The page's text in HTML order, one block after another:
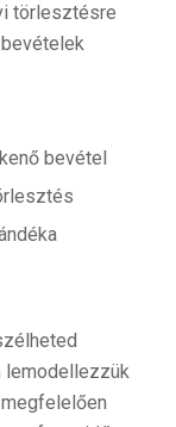
törlesztésre
bevétel
lemodellezzük